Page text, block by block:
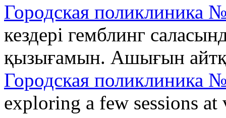
Городская поликлиника
кездері гемблинг
қызығамын. Ашығын
Городская поликлиника
exploring a few sessions